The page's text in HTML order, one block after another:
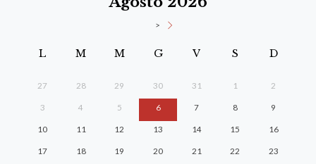
>
L M M G V S D
27 28 29 30 31 1 2
3 4 5 6 7 8 9
10 11 12 13 14 15 16
17 18 19 20 21 22 23